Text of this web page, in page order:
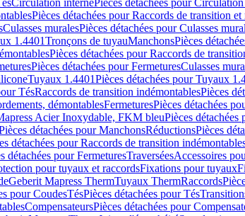
Circulation internePièces détachées pour
Pièces détachées pour Raccords de transition et
Culasses muralesPièces détachées pour Culasses
1.4401Tronçons de tuyauManchonsPièces
Pièces détachées pour Raccords de
Pièces détachées pour FermeturesCulasses
Tuyaux 1.4401Pièces détachées pour Tuyaux
TésRaccords de transition indémontablesPièces
démontablesFermeturesPièces détachées
Acier Inoxydable, FKM bleuPièces
détachées pour ManchonsRéductionsPièces
détachées pour Raccords de transition
détachées pour FermeturesTraverséesAccessoires
pour tuyaux et raccordsFixations pour tuyaux
Geberit Mapress ThermTuyaux ThermRaccords
pour CoudesTésPièces détachées pour Tés
CompensateursPièces détachées pour